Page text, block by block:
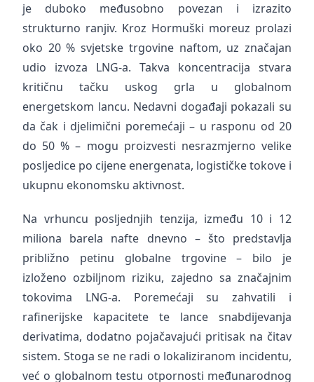
je duboko međusobno povezan i izrazito
strukturno ranjiv. Kroz Hormuški moreuz prolazi
oko 20 % svjetske trgovine naftom, uz značajan
udio izvoza LNG-a. Takva koncentracija stvara
kritičnu tačku uskog grla u globalnom
energetskom lancu. Nedavni događaji pokazali su
da čak i djelimični poremećaji – u rasponu od 20
do 50 % – mogu proizvesti nesrazmjerno velike
posljedice po cijene energenata, logističke tokove i
ukupnu ekonomsku aktivnost.
Na vrhuncu posljednjih tenzija, između 10 i 12
miliona barela nafte dnevno – što predstavlja
približno petinu globalne trgovine – bilo je
izloženo ozbiljnom riziku, zajedno sa značajnim
tokovima LNG-a. Poremećaji su zahvatili i
rafinerijske kapacitete te lance snabdijevanja
derivatima, dodatno pojačavajući pritisak na čitav
sistem. Stoga se ne radi o lokaliziranom incidentu,
već o globalnom testu otpornosti međunarodnog